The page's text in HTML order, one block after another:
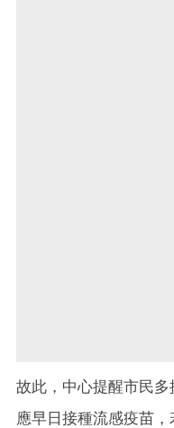
故此，中心提醒市民
應早日接種流感疫苗